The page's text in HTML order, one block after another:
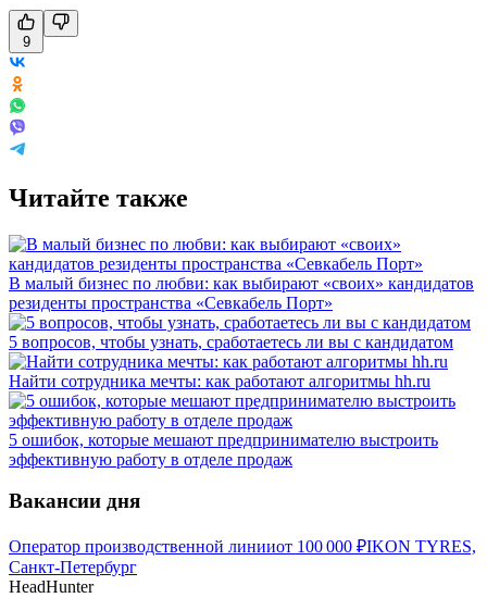
9
Читайте также
В малый бизнес по любви: как выбирают «своих» кандидатов
резиденты пространства «Севкабель Порт»
5 вопросов, чтобы узнать, сработаетесь ли вы с кандидатом
Найти сотрудника мечты: как работают алгоритмы hh.ru
5 ошибок, которые мешают предпринимателю выстроить
эффективную работу в отделе продаж
Вакансии дня
Оператор производственной линииот 100 000 ₽IKON TYRES,
Санкт-Петербург
HeadHunter